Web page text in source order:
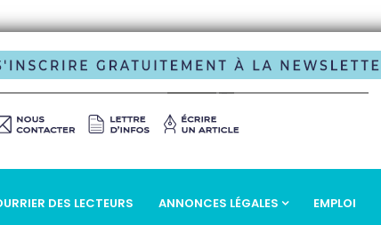
DES LECTEURS ANNONCES LÉGALES EMPLOI